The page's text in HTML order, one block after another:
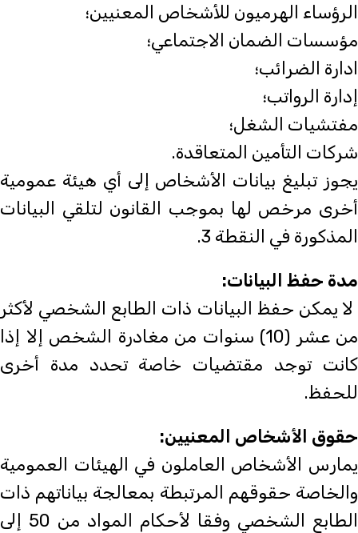
الرؤساء الهرميون للأشخاص المعنيين؛
مؤسسات الضمان الاجتماعي؛
ادارة الضرائب؛
إدارة الرواتب؛
مفتشيات الشغل؛
شركات التأمين المتعاقدة.
يجوز تبليغ بيانات الأشخاص إلى أي هيئة عمومية
أخرى مرخص لها بموجب القانون لتلقي البيانات
المذكورة في النقطة 3.
مدة حفظ البيانات:
لا يمكن حفظ البيانات ذات الطابع الشخصي لأكثر
من عشر (10) سنوات من مغادرة الشخص إلا إذا
كانت توجد مقتضيات خاصة تحدد مدة أخرى
للحفظ.
حقوق الأشخاص المعنيين:
يمارس الأشخاص العاملون في الهيئات العمومية
والخاصة حقوقهم المرتبطة بمعالجة بياناتهم ذات
الطابع الشخصي وفقا لأحكام المواد من 50 إلى